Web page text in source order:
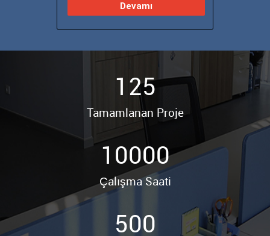
Devamı
125
Tamamlanan Proje
10000
Çalışma Saati
500